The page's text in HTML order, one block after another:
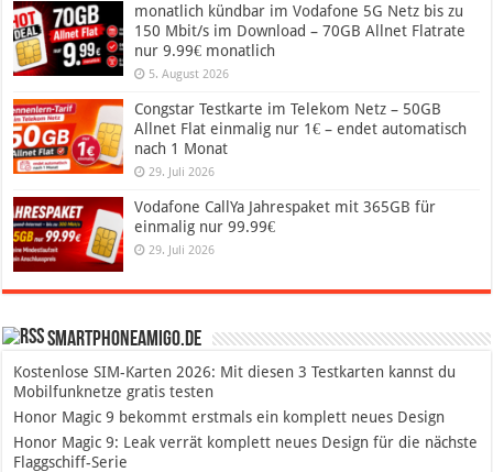
monatlich kündbar im Vodafone 5G Netz bis zu
150 Mbit/s im Download – 70GB Allnet Flatrate
nur 9.99€ monatlich
5. August 2026
Congstar Testkarte im Telekom Netz – 50GB
Allnet Flat einmalig nur 1€ – endet automatisch
nach 1 Monat
29. Juli 2026
Vodafone CallYa Jahrespaket mit 365GB für
einmalig nur 99.99€
29. Juli 2026
SmartphoneAmigo.de
Kostenlose SIM-Karten 2026: Mit diesen 3 Testkarten kannst du
Mobilfunknetze gratis testen
Honor Magic 9 bekommt erstmals ein komplett neues Design
Honor Magic 9: Leak verrät komplett neues Design für die nächste
Flaggschiff-Serie